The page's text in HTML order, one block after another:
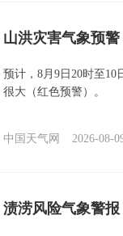
山洪灾害气象预
预计，8月9日20时至
很大（红色预警）。
中国天气网 2026-08-
渍涝风险气象警